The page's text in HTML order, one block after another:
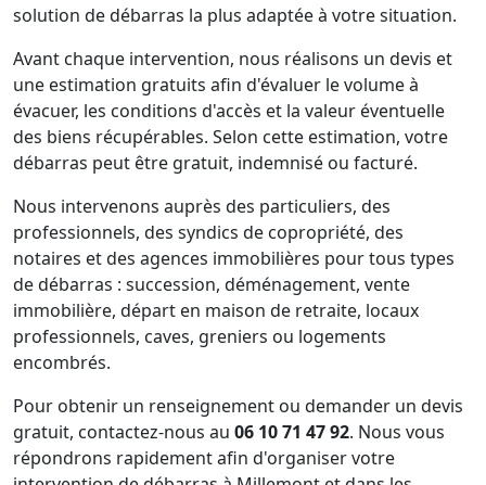
solution de débarras la plus adaptée à votre situation.
Avant chaque intervention, nous réalisons un devis et
une estimation gratuits afin d'évaluer le volume à
évacuer, les conditions d'accès et la valeur éventuelle
des biens récupérables. Selon cette estimation, votre
débarras peut être gratuit, indemnisé ou facturé.
Nous intervenons auprès des particuliers, des
professionnels, des syndics de copropriété, des
notaires et des agences immobilières pour tous types
de débarras : succession, déménagement, vente
immobilière, départ en maison de retraite, locaux
professionnels, caves, greniers ou logements
encombrés.
Pour obtenir un renseignement ou demander un devis
gratuit, contactez-nous au 06 10 71 47 92. Nous vous
répondrons rapidement afin d'organiser votre